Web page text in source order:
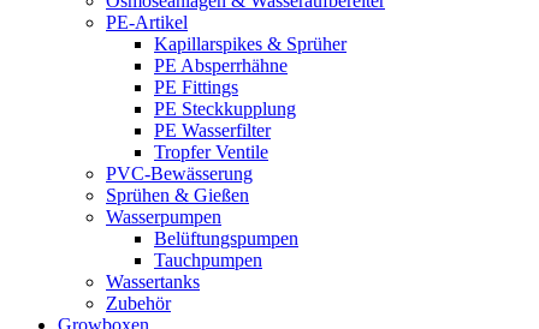
PE-Artikel
Kapillarspikes & Sprüher
PE Absperrhähne
PE Fittings
PE Steckkupplung
PE Wasserfilter
Tropfer Ventile
PVC-Bewässerung
Sprühen & Gießen
Wasserpumpen
Belüftungspumpen
Tauchpumpen
Wassertanks
Zubehör
Growboxen